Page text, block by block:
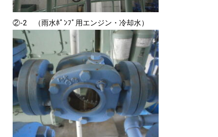
②-2 （雨水ﾎﾟﾝﾌﾟ用エンジン・冷却水）